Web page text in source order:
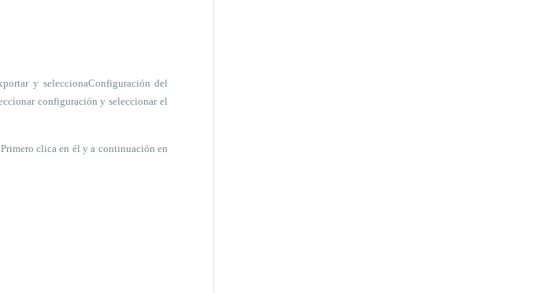
y seleccionaConfiguración del
configuración y seleccionar el
clica en él y a continuación en